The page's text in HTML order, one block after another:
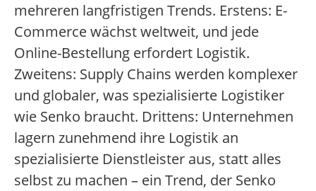
mehreren langfristigen Trends. Erstens: E-
Commerce wächst weltweit, und jede
Online-Bestellung erfordert Logistik.
Zweitens: Supply Chains werden komplexer
und globaler, was spezialisierte Logistiker
wie Senko braucht. Drittens: Unternehmen
lagern zunehmend ihre Logistik an
spezialisierte Dienstleister aus, statt alles
selbst zu machen – ein Trend, der Senko